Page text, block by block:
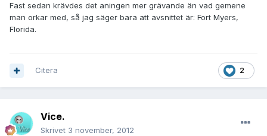
Fast sedan krävdes det aningen mer grävande än vad gemene
man orkar med, så jag säger bara att avsnittet är: Fort Myers,
Florida.
2
Citera
Vice.
Skrivet 3 november, 2012